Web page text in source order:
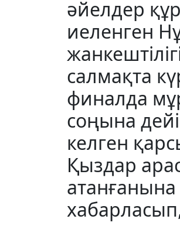
әйелдер
иеленген
салмақта
финалда
соңына
келген
Қыздар